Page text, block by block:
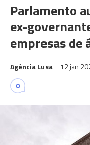
Parlamento
ex-
empresas de
Agência Lusa 12 jan
0